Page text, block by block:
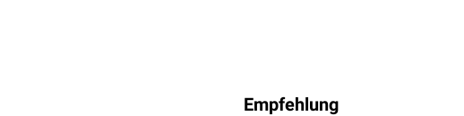
Empfehlung